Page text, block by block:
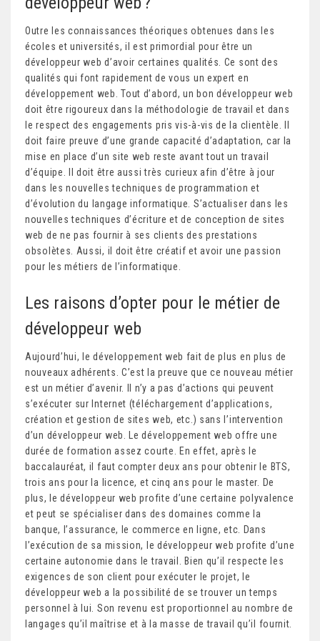
Outre les connaissances théoriques obtenues dans les
écoles et universités, il est primordial pour être un
développeur web d’avoir certaines qualités. Ce sont des
qualités qui font rapidement de vous un expert en
développement web. Tout d’abord, un bon développeur web
doit être rigoureux dans la méthodologie de travail et dans
le respect des engagements pris vis-à-vis de la clientèle. Il
doit faire preuve d’une grande capacité d’adaptation, car la
mise en place d’un site web reste avant tout un travail
d’équipe. Il doit être aussi très curieux afin d’être à jour
dans les nouvelles techniques de programmation et
d’évolution du langage informatique. S’actualiser dans les
nouvelles techniques d’écriture et de conception de sites
web de ne pas fournir à ses clients des prestations
obsolètes. Aussi, il doit être créatif et avoir une passion
pour les métiers de l’informatique.
Les raisons d’opter pour le métier de
développeur web
Aujourd’hui, le développement web fait de plus en plus de
nouveaux adhérents. C’est la preuve que ce nouveau métier
est un métier d’avenir. Il n’y a pas d’actions qui peuvent
s’exécuter sur Internet (téléchargement d’applications,
création et gestion de sites web, etc.) sans l’intervention
d’un développeur web. Le développement web offre une
durée de formation assez courte. En effet, après le
baccalauréat, il faut compter deux ans pour obtenir le BTS,
trois ans pour la licence, et cinq ans pour le master. De
plus, le développeur web profite d’une certaine polyvalence
et peut se spécialiser dans des domaines comme la
banque, l’assurance, le commerce en ligne, etc. Dans
l’exécution de sa mission, le développeur web profite d’une
certaine autonomie dans le travail. Bien qu’il respecte les
exigences de son client pour exécuter le projet, le
développeur web a la possibilité de se trouver un temps
personnel à lui. Son revenu est proportionnel au nombre de
langages qu’il maîtrise et à la masse de travail qu’il fournit.